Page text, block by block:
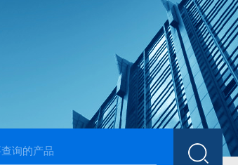
烧结升降炉 可四面加热 1700度升降式马弗炉 烧